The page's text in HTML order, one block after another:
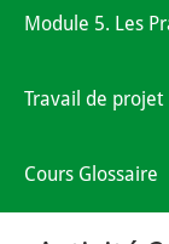
Module 5. Les
Travail de projet
Cours Glossaire